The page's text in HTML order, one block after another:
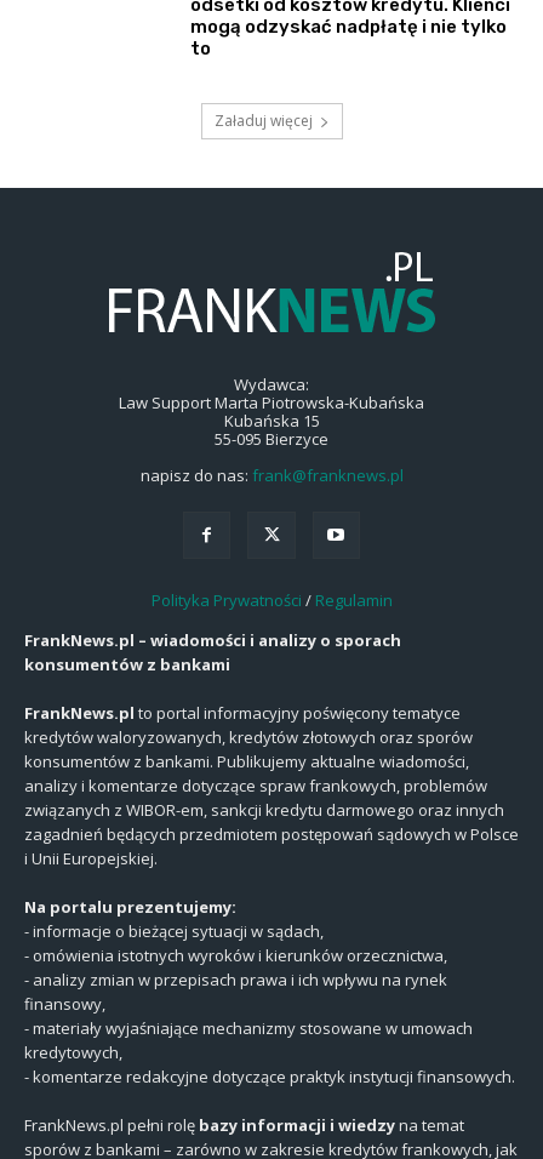
odsetki od kosztów kredytu. Klienci
mogą odzyskać nadpłatę i nie tylko
to
Załaduj więcej
Wydawca:
Law Support Marta Piotrowska-Kubańska
Kubańska 15
55-095 Bierzyce
napisz do nas: frank@franknews.pl
Polityka Prywatności / Regulamin
FrankNews.pl – wiadomości i analizy o sporach
konsumentów z bankami
FrankNews.pl to portal informacyjny poświęcony tematyce
kredytów waloryzowanych, kredytów złotowych oraz sporów
konsumentów z bankami. Publikujemy aktualne wiadomości,
analizy i komentarze dotyczące spraw frankowych, problemów
związanych z WIBOR-em, sankcji kredytu darmowego oraz innych
zagadnień będących przedmiotem postępowań sądowych w Polsce
i Unii Europejskiej.
Na portalu prezentujemy:
- informacje o bieżącej sytuacji w sądach,
- omówienia istotnych wyroków i kierunków orzecznictwa,
- analizy zmian w przepisach prawa i ich wpływu na rynek
finansowy,
- materiały wyjaśniające mechanizmy stosowane w umowach
kredytowych,
- komentarze redakcyjne dotyczące praktyk instytucji finansowych.
FrankNews.pl pełni rolę bazy informacji i wiedzyna temat
sporów z bankami – zarówno w zakresie kredytów frankowych, jak